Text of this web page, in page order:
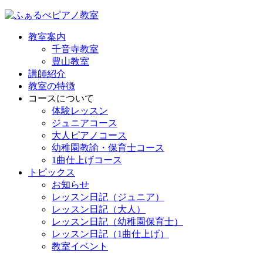
教室案内
千音寺教室
豊山教室
講師紹介
教室の特徴
コースについて
体験レッスン
ジュニアコース
大人ピアノコース
幼稚園教諭・保育士コース
1曲仕上げコース
トピックス
お知らせ
レッスン日記（ジュニア）
レッスン日記（大人）
レッスン日記（幼稚園保育士）
レッスン日記（1曲仕上げ）
教室イベント